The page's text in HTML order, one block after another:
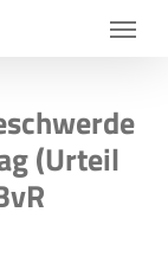
Menu
(Urteil